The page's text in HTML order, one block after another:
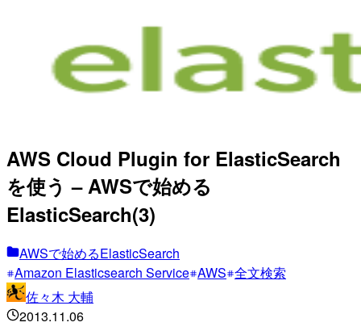
AWS Cloud Plugin for ElasticSearch
を使う – AWSで始める
ElasticSearch(3)
AWSで始めるElasticSearch
Amazon Elasticsearch Service AWS 全文検索
佐々木 大輔
2013.11.06